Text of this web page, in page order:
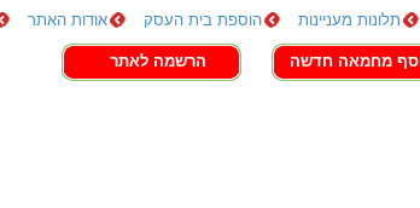
תלונות מעניינות הוספת בית העסק אודות האתר
מחמאה חדשה הרשמה לאתר